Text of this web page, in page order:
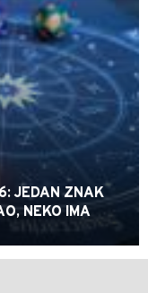
JEDAN ZNAK
NEKO IMA